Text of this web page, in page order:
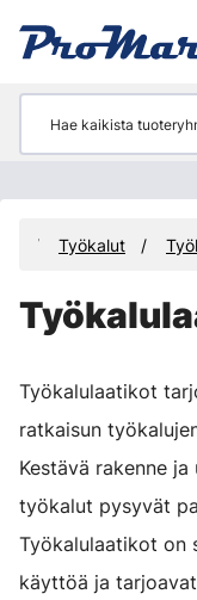
Työkalut
Työkalulaatikot
ratkaisun
Kestävä rakenne
työkalut pysyvät
Työkalulaatikot on
käyttöä ja